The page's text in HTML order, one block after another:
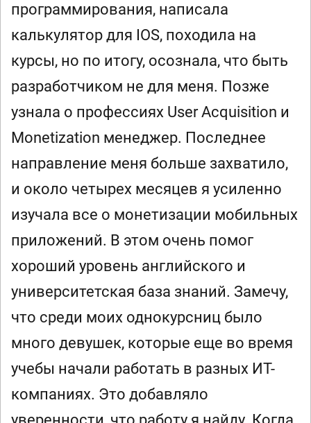
программирования, написала
калькулятор для IOS, походила на
курсы, но по итогу, осознала, что быть
разработчиком не для меня. Позже
узнала о профессиях User Acquisition и
Monetization менеджер. Последнее
направление меня больше захватило,
и около четырех месяцев я усиленно
изучала все о монетизации мобильных
приложений. В этом очень помог
хороший уровень английского и
университетская база знаний. Замечу,
что среди моих однокурсниц было
много девушек, которые еще во время
учебы начали работать в разных ИТ-
компаниях. Это добавляло